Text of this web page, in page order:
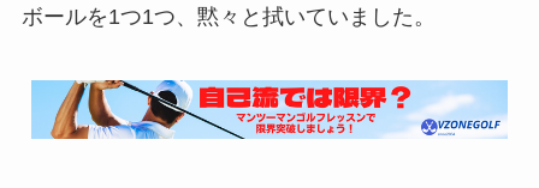
ボールを1つ1つ、黙々と拭いていました。